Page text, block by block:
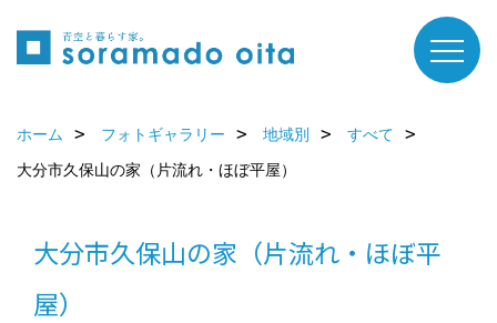
ホーム フォトギャラリー 地域別
すべて
大分市久保山の家（片流れ・ほぼ平屋）
大分市久保山の家（片流れ・ほぼ平
屋）